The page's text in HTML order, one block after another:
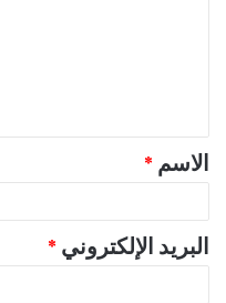
ق
*
الاسم *
البريد الإلكتروني *